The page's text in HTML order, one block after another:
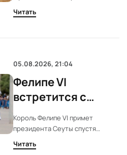
летнего гамбиеца
ранениями. Mossos d’Esquadra
считают, что подозреваемый
Читать
05.08.2026, 21:04
Фелипе VI
встретится с
главой Сеуты
после массового
прорыва на
Король Фелипе VI примет
президента Сеуты спустя
неделю после массового
проникновения мигрантов.
Читать